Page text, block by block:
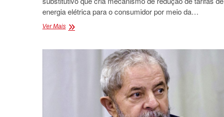
energia elétrica para o consumidor por meio da…
Ver MaisSenado